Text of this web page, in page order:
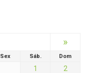
»
Sex Sáb. Dom
1
2